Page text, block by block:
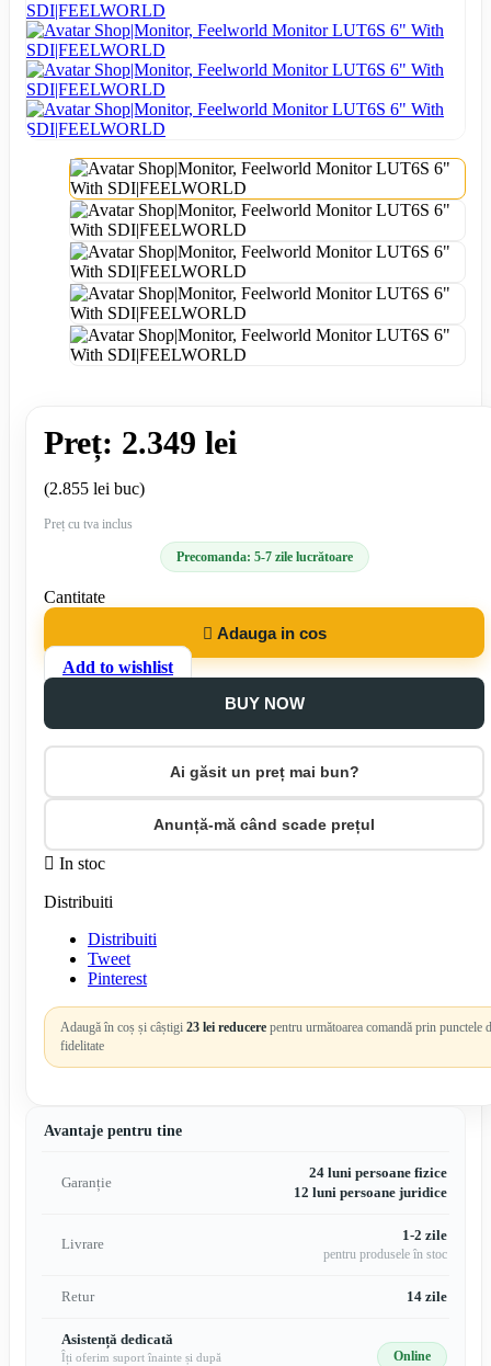
Avantaje pentru tine
Garanție
24 luni persoane fizice
12 luni persoane juridice
Livrare
1-2 zile
pentru produsele în stoc
Retur 14 zile
Asistență dedicată
Îți oferim suport înainte și după
Online
Preț: 2.349 lei
(2.855 lei buc)
Preț cu tva inclus
Precomanda: 5-7 zile lucrătoare
Cantitate
 Adauga in cos
Add to wishlist
BUY NOW
Ai găsit un preț mai bun?
Anunță-mă când scade prețul
 In stoc
Distribuiti
Distribuiti
Tweet
Pinterest
Adaugă în coș și câștigi 23 lei reducere pentru următoarea comandă prin punctele
fidelitate